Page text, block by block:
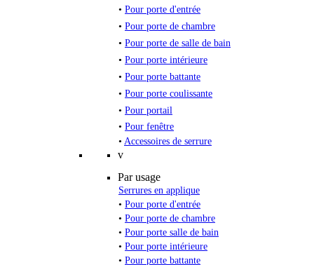
• Pour porte d'entrée
• Pour porte de chambre
• Pour porte de salle de bain
• Pour porte intérieure
• Pour porte battante
• Pour porte coulissante
• Pour portail
• Pour fenêtre
• Accessoires de serrure
v
Par usage
Serrures en applique
• Pour porte d'entrée
• Pour porte de chambre
• Pour porte salle de bain
• Pour porte intérieure
• Pour porte battante